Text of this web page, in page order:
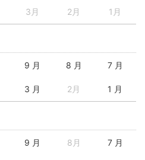
3月 2月 1月
9 月 8 月 7 月
3 月 2月 1 月
9 月 8月 7 月